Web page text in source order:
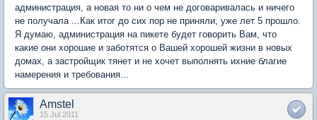
администрация, а новая то ни о чем не договаривалась и ничего
не получала ...Как итог до сих пор не приняли, уже лет 5 прошло.
Я думаю, администрация на пикете будет говорить Вам, что
какие они хорошие и заботятся о Вашей хорошей жизни в новых
домах, а застройщик тянет и не хочет выполнять ихние благие
намерения и требования...
Amstel
15 Jul 2011